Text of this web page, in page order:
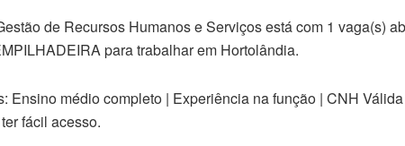
de Recursos Humanos e Serviços está com 1 vaga(s)
para trabalhar em Hortolândia.
Ensino médio completo | Experiência na função | CNH
fácil acesso.